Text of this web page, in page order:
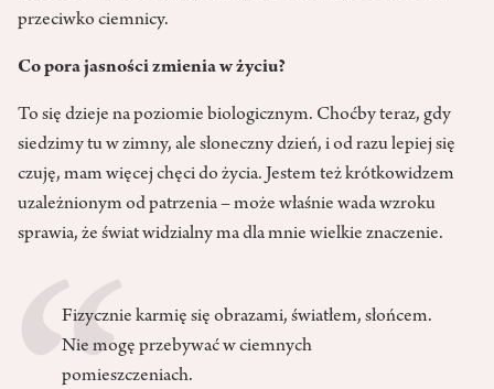
przeciwko ciemnicy.
Co pora jasności zmienia w życiu?
To się dzieje na poziomie biologicznym. Choćby teraz, gdy
siedzimy tu w zimny, ale słoneczny dzień, i od razu lepiej się
czuję, mam więcej chęci do życia. Jestem też krótkowidzem
uzależnionym od patrzenia – może właśnie wada wzroku
sprawia, że świat widzialny ma dla mnie wielkie znaczenie.
Fizycznie karmię się obrazami, światłem, słońcem.
Nie mogę przebywać w ciemnych
pomieszczeniach.